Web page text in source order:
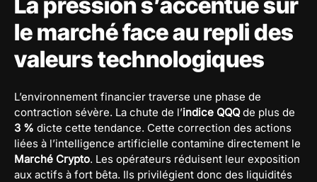
le marché face au repli des
valeurs technologiques
L’environnement financier traverse une phase de
contraction sévère. La chute de l’indice QQQde plus de
3 % dicte cette tendance. Cette correction des actions
liées à l’intelligence artificielle contamine directement le
Marché Crypto. Les opérateurs réduisent leur exposition
aux actifs à fort bêta. Ils privilégient donc des liquidités